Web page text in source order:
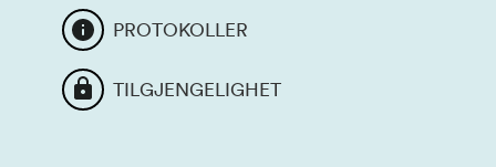
PROTOKOLLER
TILGJENGELIGHET